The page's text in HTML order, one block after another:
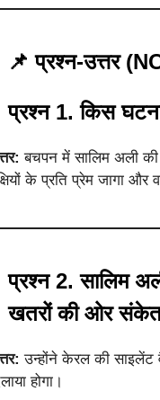
📌 प्रश्न-उत्तर
प्रश्न 1. किस
बचपन में सालिम अली
के प्रति प्रेम जागा और
प्रश्न 2. सालिम
खतरों की ओर संकेत
उन्होंने केरल की साइलेंट
होगा।